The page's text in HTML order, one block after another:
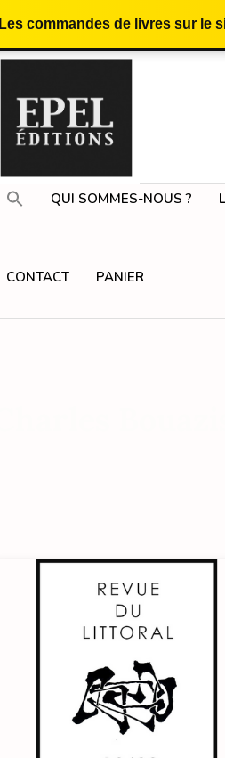
Les commandes de livres sur le
QUI SOMMES-NOUS ?
CONTACT PANIER